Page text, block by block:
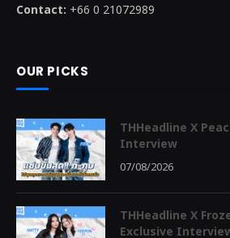
Contact: +66 0 21072989
OUR PICKS
THHeadline X
Interview
07/08/2026
THHeadline X
Exclusive